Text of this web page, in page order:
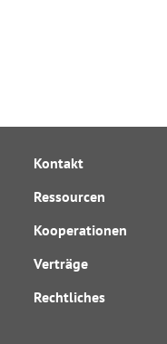
Kontakt
Ressourcen
Kooperationen
Verträge
Rechtliches